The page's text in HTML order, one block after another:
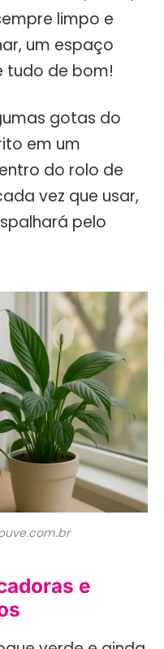
limpo e
um espaço
tudo de bom!
gotas do
em um
do rolo de
vez que usar,
pelo
e